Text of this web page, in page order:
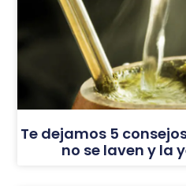
Te dejamos 5
no se laven y la